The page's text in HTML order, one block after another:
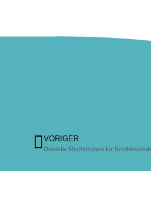
VORIGER
Detektiv Recherchen für